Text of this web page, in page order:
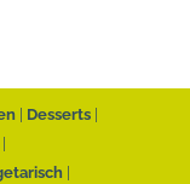
Desserts